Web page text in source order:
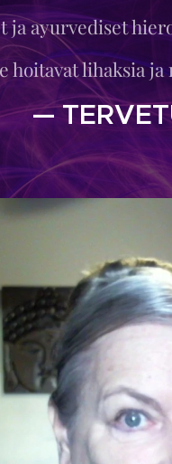
ja ayurvediset
hoitavat lihaksia
—